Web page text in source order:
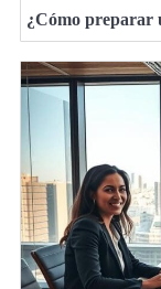
¿Cómo preparar